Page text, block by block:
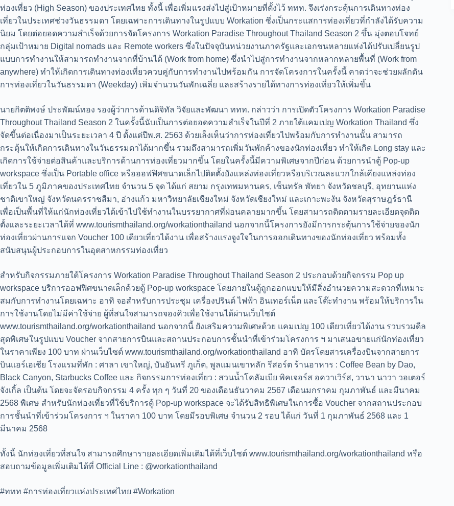
ท่องเที่ยว (High Season) ของประเทศไทย ทั้งนี้ เพื่อเพิ่มแรงส่งไปสู่เป้าหมายที่ตั้งไว้ ททท. จึงเร่งกระตุ้นการเดินทางท่อง
เที่ยวในประเทศช่วงวันธรรมดา โดยเฉพาะการเดินทางในรูปแบบ Workation ซึ่งเป็นกระแสการท่องเที่ยวที่กำลังได้รับความ
นิยม โดยต่อยอดความสำเร็จด้วยการจัดโครงการ Workation Paradise Throughout Thailand Season 2 ขึ้น มุ่งตอบโจทย์
กลุ่มเป้าหมาย Digital nomads และ Remote workers ซึ่งในปัจจุบันหน่วยงานภาครัฐและเอกชนหลายแห่งได้ปรับเปลี่ยนรูป
แบบการทำงานให้สามารถทำงานจากที่บ้านได้ (Work from home) ซึ่งนำไปสู่การทำงานจากหลากหลายพื้นที่ (Work from
anywhere) ทำให้เกิดการเดินทางท่องเที่ยวควบคู่กับการทำงานไปพร้อมกัน การจัดโครงการในครั้งนี้ คาดว่าจะช่วยผลักดัน
การท่องเที่ยวในวันธรรมดา (Weekday) เพิ่มจำนวนวันพักเฉลี่ย และสร้างรายได้ทางการท่องเที่ยวให้เพิ่มขึ้น
นายกิตติพงษ์ ประพัฒน์ทอง รองผู้ว่าการด้านดิจิทัล วิจัยและพัฒนา ททท. กล่าวว่า การเปิดตัวโครงการ Workation Paradise
Throughout Thailand Season 2 ในครั้งนี้นับเป็นการต่อยอดความสำเร็จในปีที่ 2 ภายใต้แคมเปญ Workation Thailand ซึ่ง
จัดขึ้นต่อเนื่องมาเป็นระยะเวลา 4 ปี ตั้งแต่ปีพ.ศ. 2563 ด้วยเล็งเห็นว่าการท่องเที่ยวไปพร้อมกับการทำงานนั้น สามารถ
กระตุ้นให้เกิดการเดินทางในวันธรรมดาได้มากขึ้น รวมถึงสามารถเพิ่มวันพักค้างของนักท่องเที่ยว ทำให้เกิด Long stay และ
เกิดการใช้จ่ายต่อสินค้าและบริการด้านการท่องเที่ยวมากขึ้น โดยในครั้งนี้มีความพิเศษจากปีก่อน ด้วยการนำตู้ Pop-up
workspace ซึ่งเป็น Portable office หรือออฟฟิศขนาดเล็กไปติดตั้งยังแหล่งท่องเที่ยวหรือบริเวณละแวกใกล้เคียงแหล่งท่อง
เที่ยวใน 5 ภูมิภาคของประเทศไทย จำนวน 5 จุด ได้แก่ สยาม กรุงเทพมหานคร, เซ็นทรัล พัทยา จังหวัดชลบุรี, อุทยานแห่ง
ชาติเขาใหญ่ จังหวัดนครราชสีมา, อ่างแก้ว มหาวิทยาลัยเชียงใหม่ จังหวัดเชียงใหม่ และเกาะพะงัน จังหวัดสุราษฎร์ธานี
เพื่อเป็นพื้นที่ให้แก่นักท่องเที่ยวได้เข้าไปใช้ทำงานในบรรยากาศที่ผ่อนคลายมากขึ้น โดยสามารถติดตามรายละเอียดจุดติด
ตั้งและระยะเวลาได้ที่ www.tourismthailand.org/workationthailand นอกจากนี้โครงการยังมีการกระตุ้นการใช้จ่ายของนัก
ท่องเที่ยวผ่านการแจก Voucher 100 เดียวเที่ยวได้งาน เพื่อสร้างแรงจูงใจในการออกเดินทางของนักท่องเที่ยว พร้อมทั้ง
สนับสนุนผู้ประกอบการในอุตสาหกรรมท่องเที่ยว
สำหรับกิจกรรมภายใต้โครงการ Workation Paradise Throughout Thailand Season 2 ประกอบด้วยกิจกรรม Pop up
workspace บริการออฟฟิศขนาดเล็กด้วยตู้ Pop-up workspace โดยภายในตู้ถูกออกแบบให้มีสิ่งอำนวยความสะดวกที่เหมาะ
สมกับการทำงานโดยเฉพาะ อาทิ จอสำหรับการประชุม เครื่องปรินต์ ไฟฟ้า อินเทอร์เน็ต และโต๊ะทำงาน พร้อมให้บริการใน
การใช้งานโดยไม่มีค่าใช้จ่าย ผู้ที่สนใจสามารถจองคิวเพื่อใช้งานได้ผ่านเว็บไซต์
www.tourismthailand.org/workationthailand นอกจากนี้ ยังเสริมความพิเศษด้วย แคมเปญ 100 เดียวเที่ยวได้งาน รวบรวมดีล
สุดพิเศษในรูปแบบ Voucher จากสายการบินและสถานประกอบการชั้นนำที่เข้าร่วมโครงการ ฯ มาเสนอขายแก่นักท่องเที่ยว
ในราคาเพียง 100 บาท ผ่านเว็บไซต์ www.tourismthailand.org/workationthailand อาทิ บัตรโดยสารเครื่องบินจากสายการ
บินแอร์เอเชีย โรงแรมที่พัก : ศาลา เขาใหญ่, บันยันทรี ภูเก็ต, พูลแมนเขาหลัก รีสอร์ต ร้านอาหาร : Coffee Bean by Dao,
Black Canyon, Starbucks Coffee และ กิจกรรมการท่องเที่ยว : สวนน้ำโคลัมเบีย พิคเจอร์ส อควาเวิร์ส, วานา นาวา วอเตอร์
จังเกิ้ล เป็นต้น โดยจะจัดรอบกิจกรรม 4 ครั้ง ทุก ๆ วันที่ 20 ของเดือนธันวาคม 2567 เดือนมกราคม กุมภาพันธ์ และมีนาคม
2568 พิเศษ สำหรับนักท่องเที่ยวที่ใช้บริการตู้ Pop-up workspace จะได้รับสิทธิพิเศษในการซื้อ Voucher จากสถานประกอบ
การชั้นนำที่เข้าร่วมโครงการ ฯ ในราคา 100 บาท โดยมีรอบพิเศษ จำนวน 2 รอบ ได้แก่ วันที่ 1 กุมภาพันธ์ 2568 และ 1
มีนาคม 2568
ทั้งนี้ นักท่องเที่ยวที่สนใจ สามารถศึกษารายละเอียดเพิ่มเติมได้ที่เว็บไซต์ www.tourismthailand.org/workationthailand หรือ
สอบถามข้อมูลเพิ่มเติมได้ที่ Official Line : @workationthailand
#ททท #การท่องเที่ยวแห่งประเทศไทย #Workation